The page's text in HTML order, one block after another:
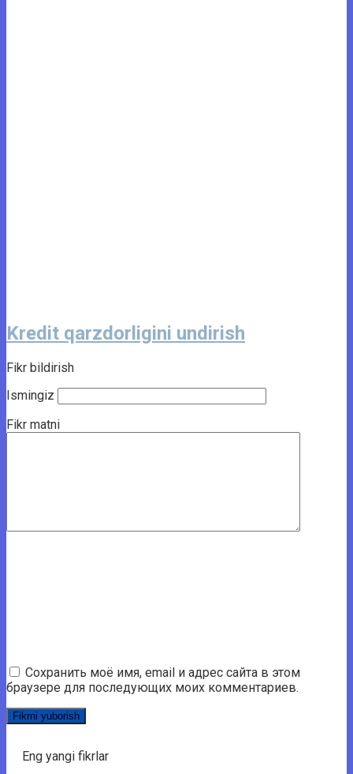
Kredit qarzdorligini undirish
Fikr bildirish
Ismingiz
Fikr matni
Сохранить моё имя, email и адрес сайта в этом
браузере для последующих моих комментариев.
Eng yangi fikrlar